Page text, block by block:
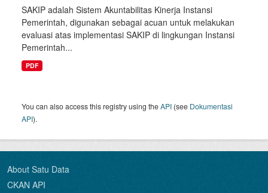
SAKIP adalah Sistem Akuntabilitas Kinerja Instansi
Pemerintah, digunakan sebagai acuan untuk melakukan
evaluasi atas implementasi SAKIP di lingkungan Instansi
Pemerintah...
PDF
You can also access this registry using theAPI (see Dokumentasi
API).
About Satu Data
CKAN API